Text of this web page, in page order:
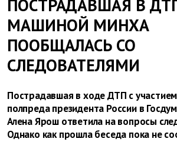
ПОСТРАДАВШАЯ В
МАШИНОЙ МИНХА
ПООБЩАЛАСЬ СО
СЛЕДОВАТЕЛЯМИ
Пострадавшая в ходе ДТП с
полпреда президента России в
Алена Ярош ответила на вопросы
Однако как прошла беседа пока не